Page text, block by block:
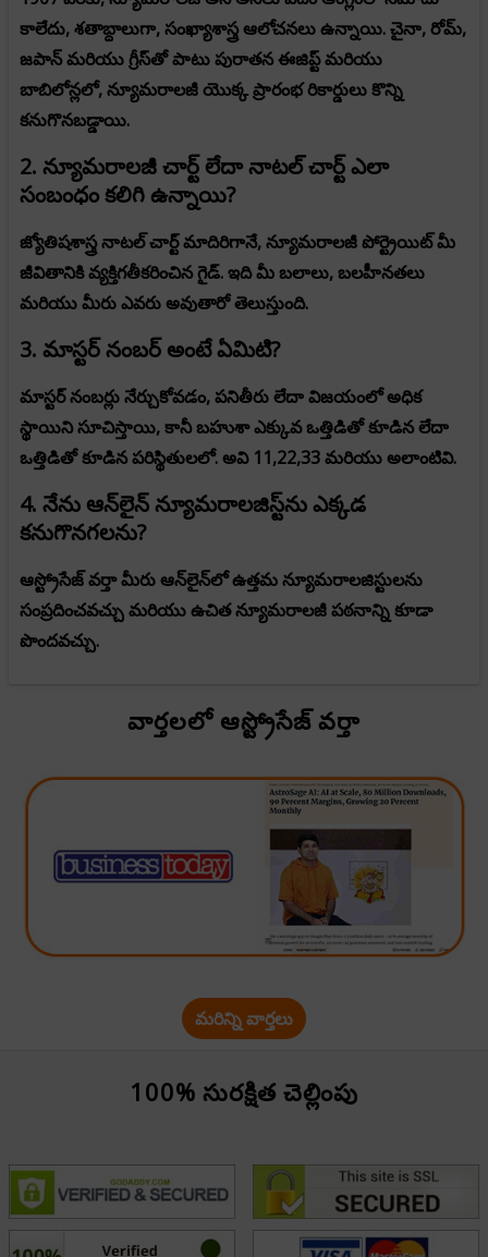
కాలేదు, శతాబ్దాలుగా, సంఖ్యాశాస్త్ర ఆలోచనలు ఉన్నాయి. చైనా, రోమ్,
జపాన్ మరియు గ్రీస్‌తో పాటు పురాతన ఈజిప్ట్ మరియు
బాబిలోన్లలో, న్యూమరాలజీ యొక్క ప్రారంభ రికార్డులు కొన్ని
కనుగొనబడ్డాయి.
2. న్యూమరాలజీ చార్ట్ లేదా నాటల్ చార్ట్ ఎలా
సంబంధం కలిగి ఉన్నాయి?
జ్యోతిషశాస్త్ర నాటల్ చార్ట్ మాదిరిగానే, న్యూమరాలజీ పోర్ట్రెయిట్ మీ
జీవితానికి వ్యక్తిగతీకరించిన గైడ్. ఇది మీ బలాలు, బలహీనతలు
మరియు మీరు ఎవరు అవుతారో తెలుస్తుంది.
3. మాస్టర్ నంబర్ అంటే ఏమిటి?
మాస్టర్ నంబర్లు నేర్చుకోవడం, పనితీరు లేదా విజయంలో అధిక
స్థాయిని సూచిస్తాయి, కానీ బహుశా ఎక్కువ ఒత్తిడితో కూడిన లేదా
ఒత్తిడితో కూడిన పరిస్థితులలో. అవి 11,22,33 మరియు అలాంటివి.
4. నేను ఆన్‌లైన్ న్యూమరాలజిస్ట్‌ను ఎక్కడ
కనుగొనగలను?
ఆస్ట్రోసేజ్ వర్తా మీరు ఆన్‌లైన్‌లో ఉత్తమ న్యూమరాలజిస్టులను
సంప్రదించవచ్చు మరియు ఉచిత న్యూమరాలజీ పఠనాన్ని కూడా
పొందవచ్చు.
వార్తలలో ఆస్ట్రోసేజ్ వర్తా
మరిన్ని వార్తలు
100% సురక్షిత చెల్లింపు